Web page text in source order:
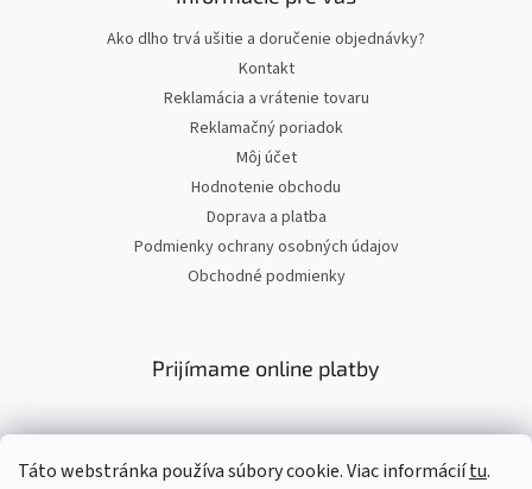
Táto webstránka používa súbory cookie. Viac informáciítu.
Ako dlho trvá ušitie a doručenie objednávky?
Kontakt
Reklamácia a vrátenie tovaru
Reklamačný poriadok
Môj účet
Hodnotenie obchodu
Doprava a platba
Podmienky ochrany osobných údajov
Obchodné podmienky
Prijímame online platby